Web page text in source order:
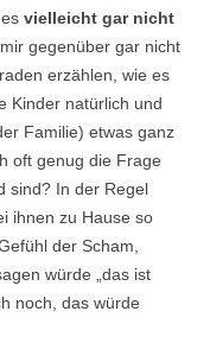
vielleicht gar nicht
gegenüber gar nicht
erzählen, wie es
Kinder natürlich und
Familie) etwas ganz
oft genug die Frage
sind? In der Regel
ihnen zu Hause so
der Scham,
würde „das ist
noch, das würde